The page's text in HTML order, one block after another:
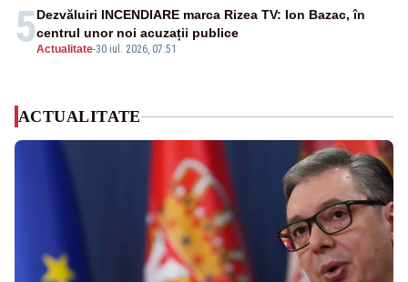
5Actualitate-30 iul. 2026, 07:51
Dezvăluiri INCENDIARE marca Rizea TV: Ion Bazac, în
centrul unor noi acuzații publice
ACTUALITATE